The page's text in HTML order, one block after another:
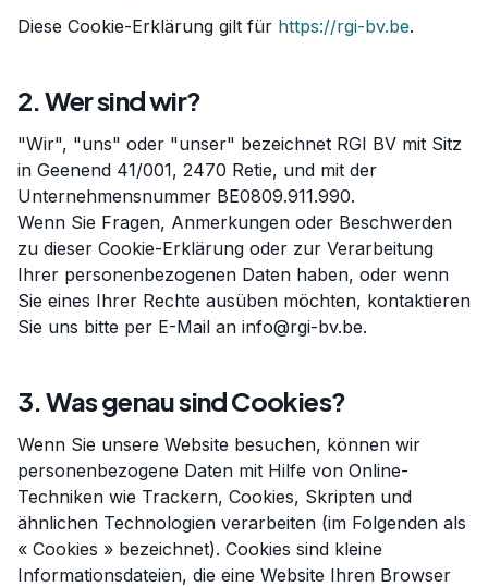
Diese Cookie-Erklärung gilt für https://rgi-bv.be.
2. Wer sind wir?
"Wir", "uns" oder "unser" bezeichnet RGI BV mit Sitz
in Geenend 41/001, 2470 Retie, und mit der
Unternehmensnummer BE0809.911.990.
Wenn Sie Fragen, Anmerkungen oder Beschwerden
zu dieser Cookie-Erklärung oder zur Verarbeitung
Ihrer personenbezogenen Daten haben, oder wenn
Sie eines Ihrer Rechte ausüben möchten, kontaktieren
Sie uns bitte per E-Mail an info@rgi-bv.be.
3. Was genau sind Cookies?
Wenn Sie unsere Website besuchen, können wir
personenbezogene Daten mit Hilfe von Online-
Techniken wie Trackern, Cookies, Skripten und
ähnlichen Technologien verarbeiten (im Folgenden als
« Cookies » bezeichnet). Cookies sind kleine
Informationsdateien, die eine Website Ihren Browser